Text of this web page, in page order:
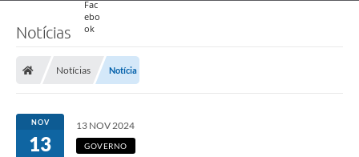
Notícias
Notícias Notícia
NOV
13
13 NOV 2024
GOVERNO